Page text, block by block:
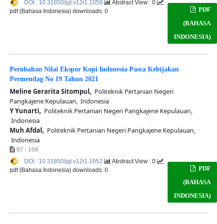
PDF
(BAHASA
INDONESIA)
DOI : 10.31850/jgt.v12i1.1059
Abstract View : 0
pdf (Bahasa Indonesia) downloads: 0
Perubahan Nilai Ekspor Kopi Indonesia Pasca Kebijakan
Permendag No 19 Tahun 2021
Meline Gerarita Sitompul, Politeknik Pertanian Negeri
Pangkajene Kepulauan, Indonesia
Y Yunarti, Politeknik Pertanian Negeri Pangkajene Kepulauan,
Indonesia
Muh Afdal, Politeknik Pertanian Negeri Pangkajene Kepulauan,
Indonesia
97 - 108
PDF
(BAHASA
INDONESIA)
DOI : 10.31850/jgt.v12i1.1052
Abstract View : 0
pdf (Bahasa Indonesia) downloads: 0